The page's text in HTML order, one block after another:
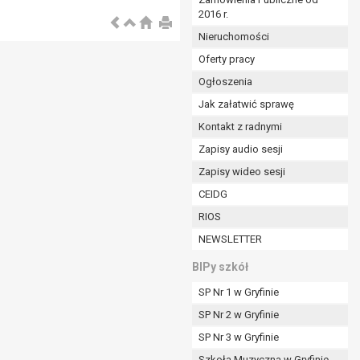
2016 r.
Nieruchomości
Oferty pracy
Ogłoszenia
Jak załatwić sprawę
Kontakt z radnymi
Zapisy audio sesji
Zapisy wideo sesji
CEIDG
RIOS
NEWSLETTER
BIPy szkół
SP Nr 1 w Gryfinie
SP Nr 2 w Gryfinie
SP Nr 3 w Gryfinie
(Dz.U. z 2017r., poz. 1875 ze zm.) oraz z
i celu określonym w treści zgody.
odbiorcom lub kategoriom odbiorców danych
z terminami archiwizacji określonymi przez
czasu wycofania tej zgody.
do realizacji zawartej umowy, a po tym
na przetwarzanie danych po zakończeniu i
z umowy o dofinansowanie zawartej między